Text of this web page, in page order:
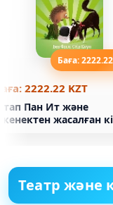
Баға:
2222.22 KZT
Пан Ит және
жасалған
Театр және